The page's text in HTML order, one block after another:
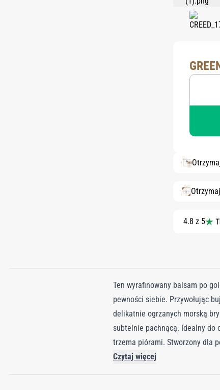
4.8 z 5
Ten wyrafinowany balsam po
pewności siebie. Przywołując
delikatnie ogrzanych morską
subtelnie pachnącą. Idealny do
trzema piórami. Stworzony dla
rytuału pielęgnacyjnego.
Czytaj więcej